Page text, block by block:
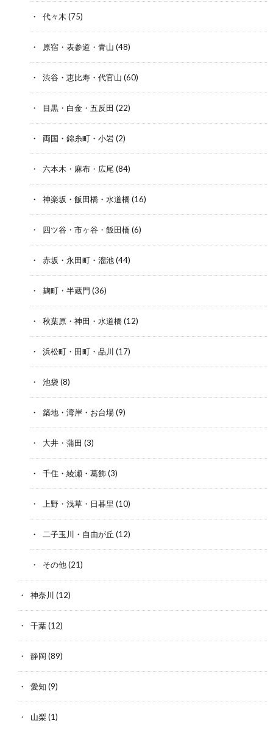
代々木 (75)
原宿・表参道・青山 (48)
渋谷・恵比寿・代官山 (60)
目黒・白金・五反田 (22)
両国・錦糸町・小岩(2)
六本木・麻布・広尾 (84)
神楽坂・飯田橋・水道橋(16)
四ツ谷・市ヶ谷・飯田橋(6)
赤坂・永田町・溜池(44)
麹町・半蔵門 (36)
秋葉原・神田・水道橋(12)
浜松町・田町・品川 (17)
池袋(8)
築地・湾岸・お台場(9)
大井・蒲田 (3)
千住・綾瀬・葛飾(3)
上野・浅草・日暮里 (10)
二子玉川・自由が丘 (12)
その他(21)
神奈川 (12)
千葉(12)
静岡 (89)
愛知 (9)
山梨(1)